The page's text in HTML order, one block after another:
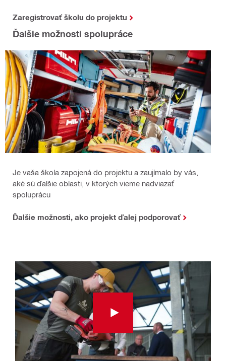
Zaregistrovať školu do projektu
Ďalšie možnosti spolupráce
Je vaša škola zapojená do projektu a zaujímalo by vás,
aké sú ďalšie oblasti, v ktorých vieme nadviazať
spoluprácu
Ďalšie možnosti, ako projekt ďalej podporovať